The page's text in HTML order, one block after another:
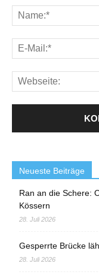
Neueste Beiträge
Ran an die Schere:
Kössern
28. Juli 2026
Gesperrte Brücke
28. Juli 2026